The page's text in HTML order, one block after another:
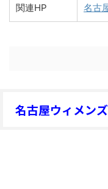
関連HP 名古
名古屋ウィメン